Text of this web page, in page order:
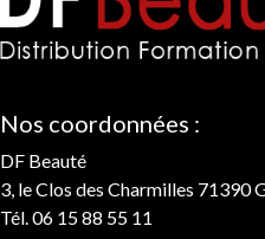
Nos coordonnées :
DF Beauté
3, le Clos des Charmilles 71390
Tél. 06 15 88 55 11